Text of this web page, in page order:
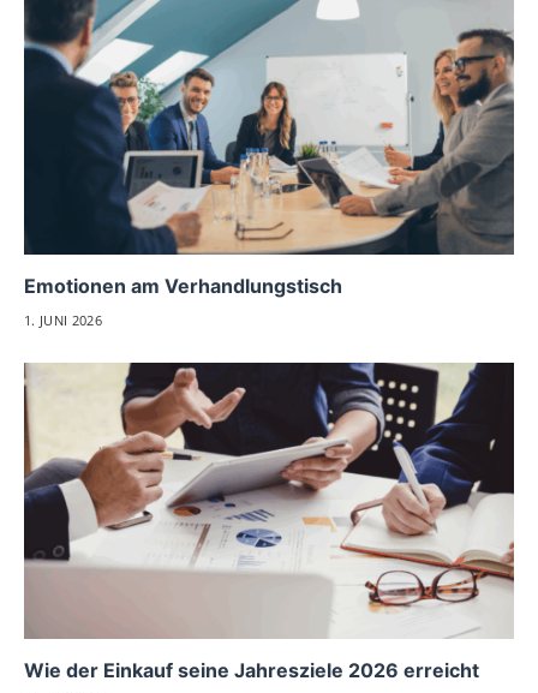
Emotionen am Verhandlungstisch
1. JUNI 2026
Wie der Einkauf seine Jahresziele 2026 erreicht